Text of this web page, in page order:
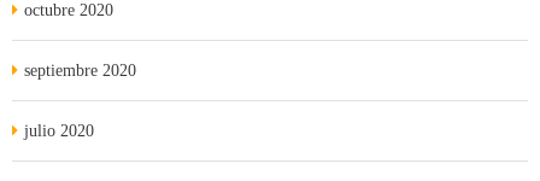
octubre 2020
septiembre 2020
julio 2020